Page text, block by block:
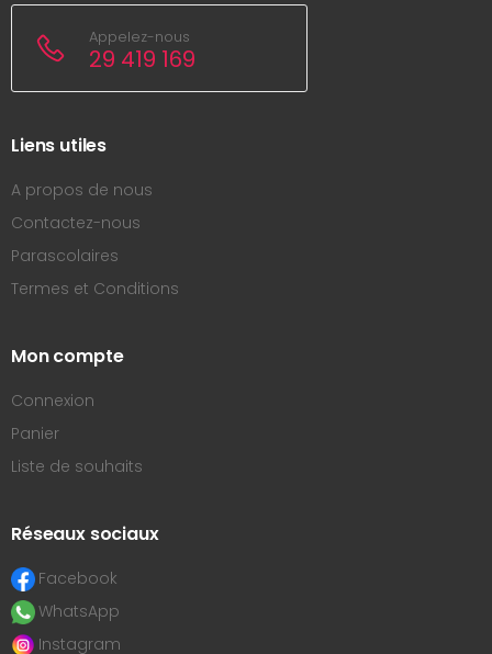
Appelez-nous
29 419 169
Liens utiles
A propos de nous
Contactez-nous
Parascolaires
Termes et Conditions
Mon compte
Connexion
Panier
Liste de souhaits
Réseaux sociaux
Facebook
WhatsApp
Instagram